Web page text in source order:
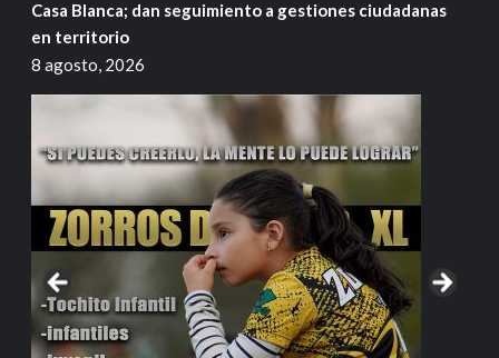
Casa Blanca; dan seguimiento a gestiones ciudadanas
en territorio
8 agosto, 2026